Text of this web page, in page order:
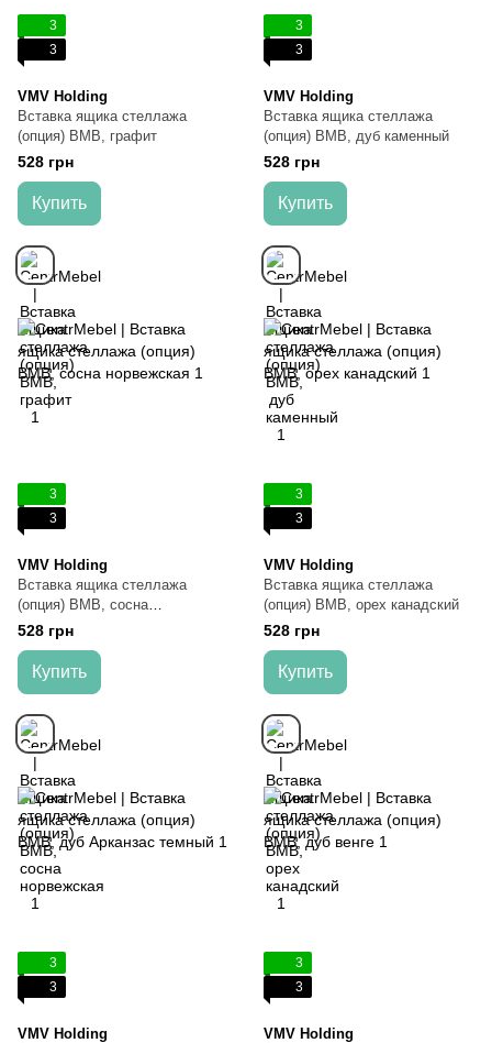
3
3
VMV Holding
Вставка ящика стеллажа
(опция) ВМВ, графит
528 грн
Купить
3
3
VMV Holding
Вставка ящика стеллажа
(опция) ВМВ, дуб каменный
528 грн
Купить
3
3
VMV Holding
Вставка ящика стеллажа
(опция) ВМВ, сосна
норвежская
528 грн
Купить
3
3
VMV Holding
Вставка ящика стеллажа
(опция) ВМВ, орех канадский
528 грн
Купить
3
3
VMV Holding
3
3
VMV Holding